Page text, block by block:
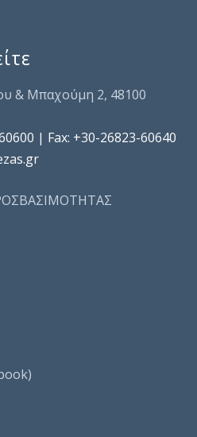
& Μπαχούμη 2, 48100
| Fax: +30-26823-60640